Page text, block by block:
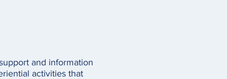
and information
activities that